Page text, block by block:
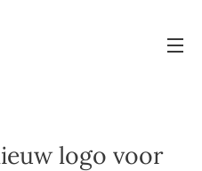
logo voor